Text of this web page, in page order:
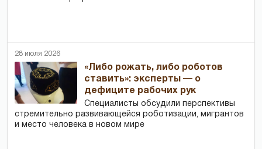
28 июля 2026
«Либо рожать, либо роботов
ставить»: эксперты — о
дефиците рабочих рук
Специалисты обсудили перспективы
стремительно развивающейся роботизации, мигрантов
и место человека в новом мире